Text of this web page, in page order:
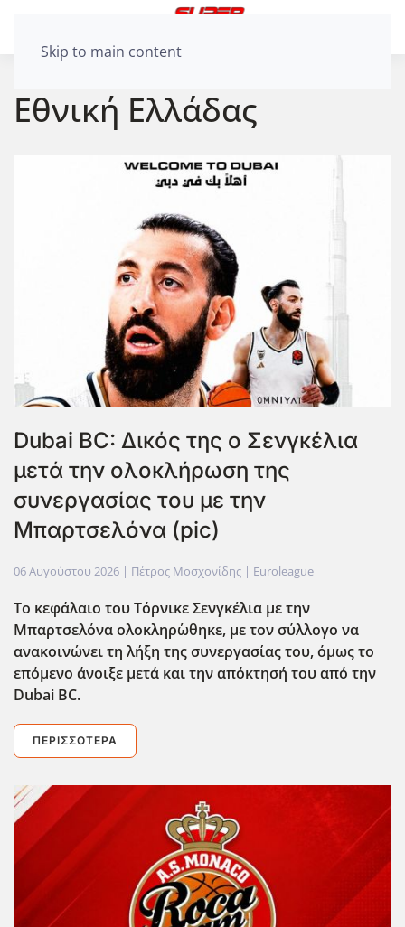
Skip to main content
Εθνική Ελλάδας
Dubai BC: Δικός της ο Σενγκέλια
μετά την ολοκλήρωση της
συνεργασίας του με την
Μπαρτσελόνα (pic)
06 Αυγούστου 2026 | Πέτρος Μοσχονίδης | Euroleague
Το κεφάλαιο του Τόρνικε Σενγκέλια με την
Μπαρτσελόνα ολοκληρ΄ωθηκε, με τον σύλλογο να
ανακοινώνει τη λήξη της συνεργασίας του, όμως το
επόμενο άνοιξε μετά και την απόκτησή του από την
Dubai BC.
ΠΕΡΙΣΣΌΤΕΡΑ